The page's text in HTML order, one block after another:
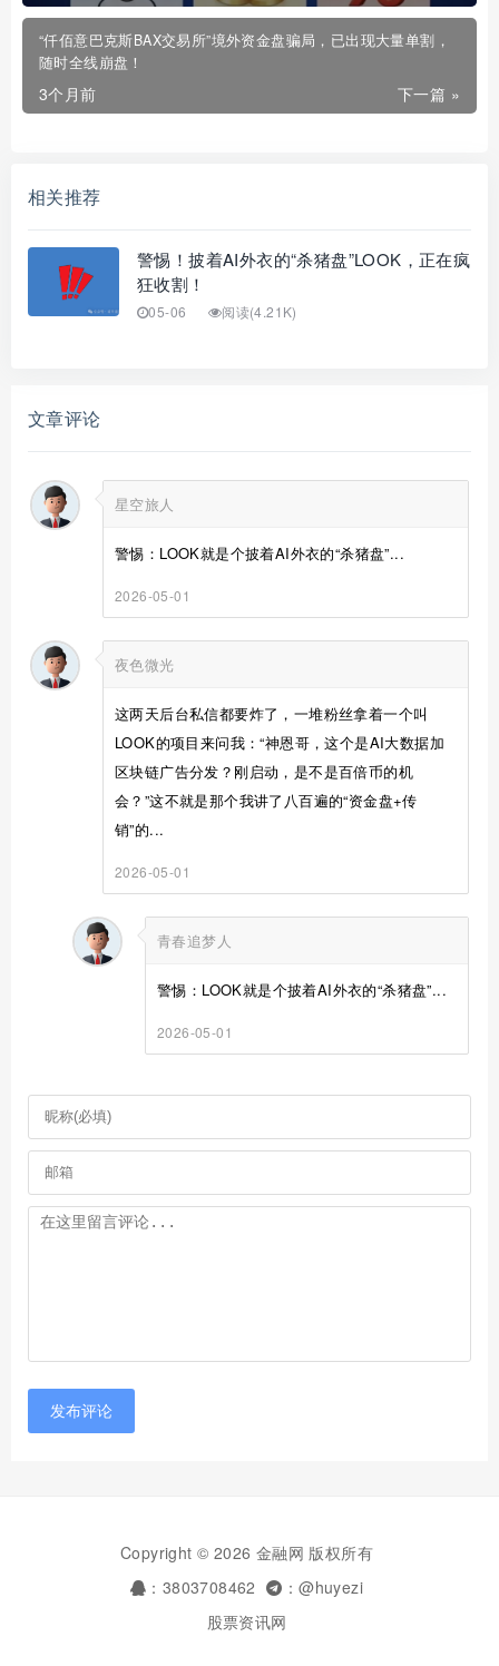
“仟佰意巴克斯BAX交易所”境外资金盘骗局，已出现大量单割，
随时全线崩盘！
下一篇 »
3个月前
相关推荐
警惕！披着AI外衣的“杀猪盘”LOOK，正在疯
狂收割！
05-06 阅读(4.21K)
文章评论
星空旅人
警惕：LOOK就是个披着AI外衣的“杀猪盘”...
2026-05-01
夜色微光
这两天后台私信都要炸了，一堆粉丝拿着一个叫
LOOK的项目来问我：“神恩哥，这个是AI大数据加
区块链广告分发？刚启动，是不是百倍币的机
会？”这不就是那个我讲了八百遍的“资金盘+传
销”的...
2026-05-01
青春追梦人
警惕：LOOK就是个披着AI外衣的“杀猪盘”...
2026-05-01
发布评论
Copyright © 2026 金融网 版权所有
：3803708462
：@huyezi
股票资讯网